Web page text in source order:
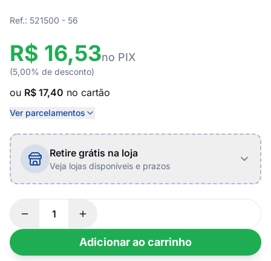
Ref.: 521500 - 56
R$ 16,53no PIX
(5,00% de desconto)
ou R$ 17,40 no cartão
Ver parcelamentos
Retire grátis na loja
Veja lojas disponíveis e prazos
Adicionar ao carrinho